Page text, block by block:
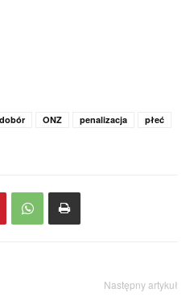
ONZ penalizacja
płeć
Następny artykuł